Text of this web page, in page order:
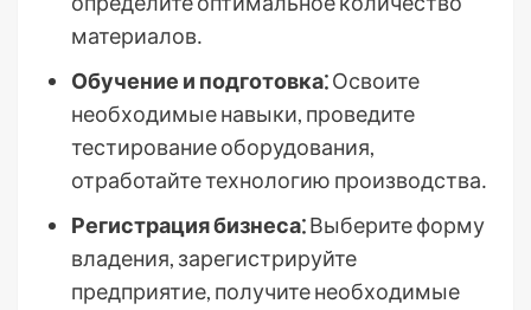
материалов․
Обучение и подготовка⁚Освоите
необходимые навыки, проведите
тестирование оборудования,
отработайте технологию производства․
Регистрация бизнеса⁚Выберите форму
владения, зарегистрируйте
предприятие, получите необходимые